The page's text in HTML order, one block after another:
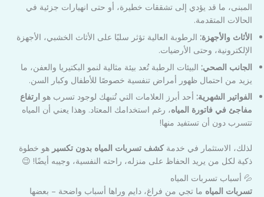
المبنى، ما قد يؤدي إلى تشققات خطيرة، أو حتى انهيارات جزئية في
الحالات المتقدمة.
الأثاث والأجهزة: الرطوبة العالية تؤثر سلبًا على الأثاث الخشبي، الأجهزة
الإلكترونية، وحتى الأرضيات.
الجانب الصحي: البيئات الرطبة تُعد بيئة مثالية لنمو البكتيريا والعفن، ما
يزيد من احتمال ظهور أمراض تنفسية خصوصًا للأطفال وكبار السن.
الفواتير الشهرية: أحد أبرز العلامات التي تُنبهك لوجود تسرب هو ارتفاع
مفاجئ في فاتورة المياه، رغم استخدامك المعتاد. وهذا يعني أن المياه
تتسرب دون أن تستفيد منها!
لذلك، الاستثمار في خدمةكشف تسربات المياه بدون تكسير هو خطوة
ذكية لكل من يريد الحفاظ على منزله، راحته النفسية، وجيبه أيضًا! 😉
💦 أسباب تسربات المياه
تسربات المياه ما تجي من فراغ، دايم وراها أسباب واضحة – بعضها